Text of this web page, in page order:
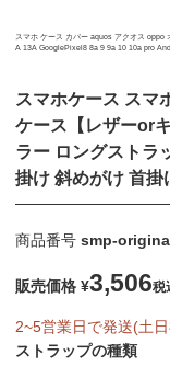
スマホ ケース カバー aquos アクオス
A 13A GooglePixel8 8a 9 9a 10 10a pro
スマホケース スマ
ケース【レザーor
ラー ロングストラ
掛け 斜めがけ 首掛
商品番号 smp-
販売価格 ¥3,506税
2~5営業日で発送(土
ストラップの種類